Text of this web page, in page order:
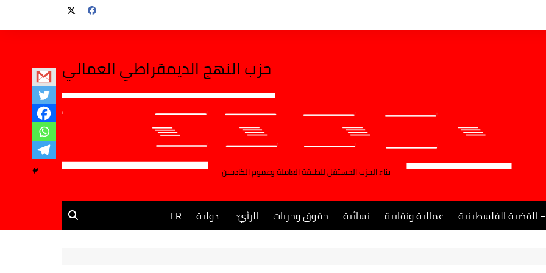
حزب النهج الديمقراطي العمالي
بناء الحزب المستقل للطبقة العاملة وعموم الكادحين
– القضية الفلسطينية عمالية ونقابية نسائية حقوق وحريات الرأي دولية FR